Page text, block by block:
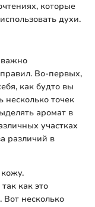
которые
духи.
важно
Во-первых,
как будто вы
несколько точек
аромат в
участках
различий в
как это
несколько